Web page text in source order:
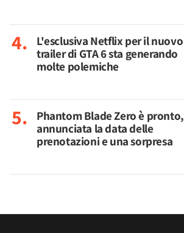
L'esclusiva Netflix per il nuovo
trailer di GTA 6 sta generando
molte polemiche
Phantom Blade Zero è pronto,
annunciata la data delle
prenotazioni e una sorpresa